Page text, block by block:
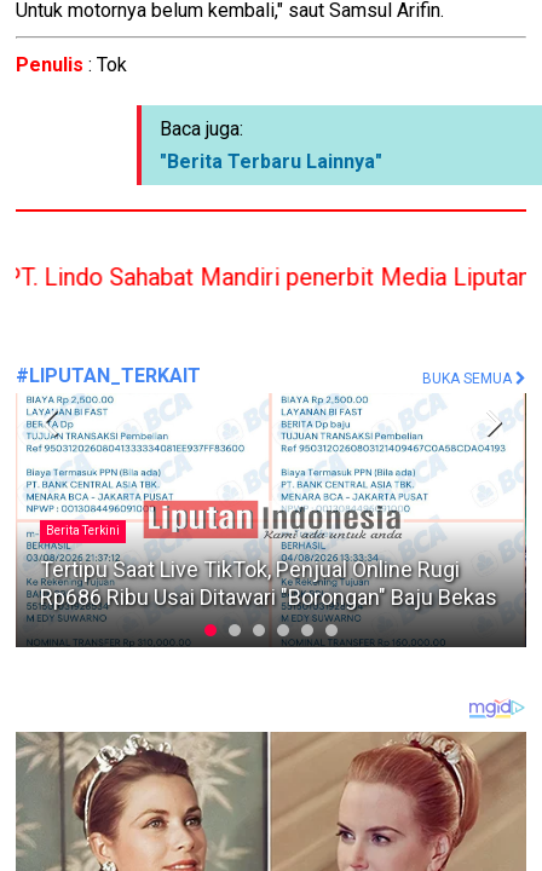
Untuk motornya belum kembali," saut Samsul Arifin.
Penulis : Tok
Baca juga:
"Berita Terbaru Lainnya"
Mandiri penerbit Media Liputan Indonesia
#LIPUTAN_TERKAIT BUKA SEMUA
Berita Terkini
Sambut HUT RI ke-81, Warga Tembok Dukuh RT
03 Gelar Lomba 17-an Penuh Tawa